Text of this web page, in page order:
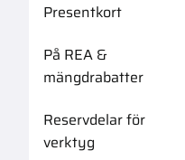
Presentkort
På REA &
mängdrabatter
Reservdelar för
verktyg